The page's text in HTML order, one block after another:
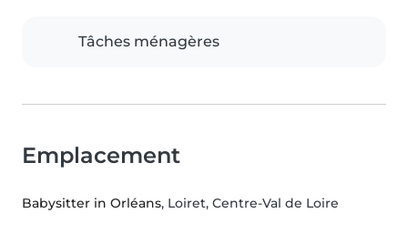
Tâches ménagères
Emplacement
Babysitter in Orléans, Loiret, Centre-Val de Loire